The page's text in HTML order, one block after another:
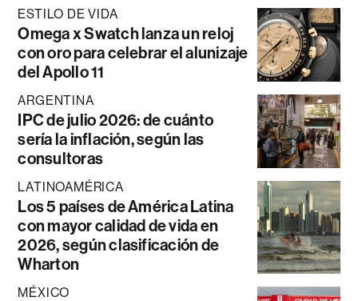
ESTILO DE VIDA
Omega x Swatch lanza un reloj
con oro para celebrar el alunizaje
del Apollo 11
ARGENTINA
IPC de julio 2026: de cuánto
sería la inflación, según las
consultoras
LATINOAMÉRICA
Los 5 países de América Latina
con mayor calidad de vida en
2026, según clasificación de
Wharton
MÉXICO